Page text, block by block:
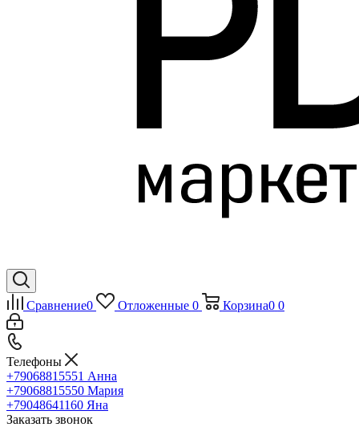
Сравнение0 Отложенные 0 Корзина0 0
Телефоны
+79068815551 Анна
+79068815550 Мария
+79048641160 Яна
Заказать звонок